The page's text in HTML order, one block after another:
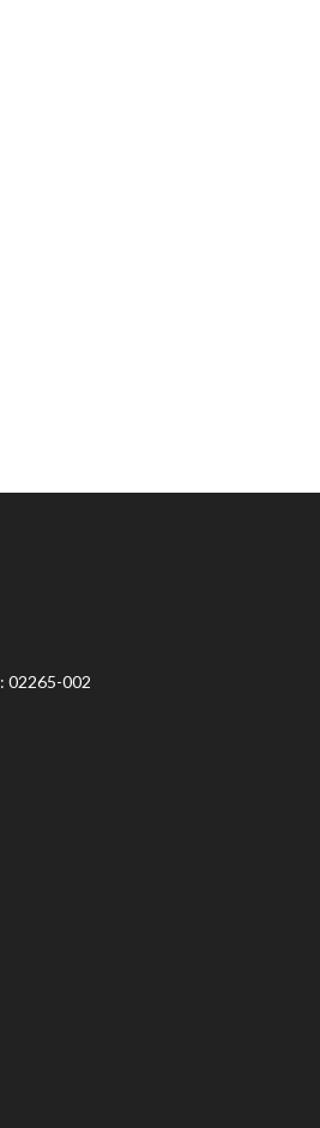
02265-002